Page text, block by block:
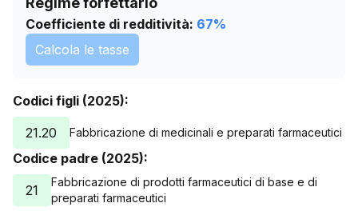
Coefficiente di redditività: 67%
Calcola le tasse
Codici figli (2025):
21.20
Fabbricazione di medicinali e preparati farmaceutici
Codice padre (2025):
21
Fabbricazione di prodotti farmaceutici di base e di
preparati farmaceutici